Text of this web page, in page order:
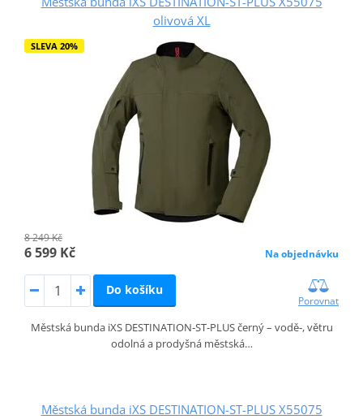
olivová XL
SLEVA 20%
8 249 Kč
6 599 Kč Na objednávku
Do košíku
Porovnat
Městská bunda iXS DESTINATION‑ST‑PLUS černý – vodě‑, větru
odolná a prodyšná městská…
Městská bunda iXS DESTINATION-ST-PLUS X55075